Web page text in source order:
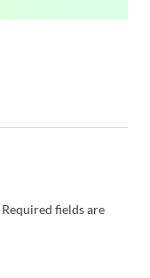
Required fields are